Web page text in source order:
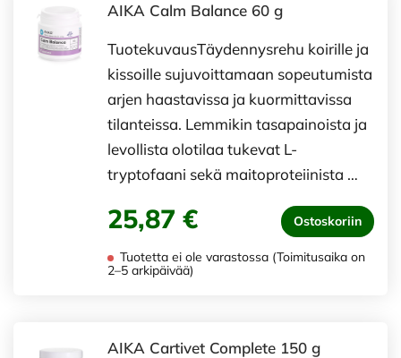
AIKA Calm Balance 60 g
TuotekuvausTäydennysrehu koirille ja
kissoille sujuvoittamaan sopeutumista
arjen haastavissa ja kuormittavissa
tilanteissa. Lemmikin tasapainoista ja
levollista olotilaa tukevat L-
tryptofaani sekä maitoproteiinista …
25,87 € Ostoskoriin
Tuotetta ei ole varastossa (Toimitusaika on
2–5 arkipäivää)
AIKA Cartivet Complete 150 g